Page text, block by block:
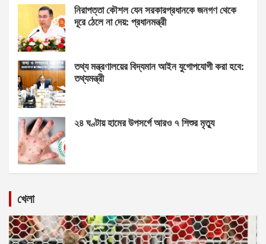
নিরাপত্তা কৌশল যেন সরকারপ্রধানকে জনগণ থেকে
দূরে ঠেলে না দেয়: প্রধানমন্ত্রী
তথ্য মন্ত্রণালয়ের বিদ্যমান আইন যুগোপযোগী করা হবে:
তথ্যমন্ত্রী
২৪ ঘণ্টায় হামের উপসর্গে আরও ৭ শিশুর মৃত্যু
খেলা